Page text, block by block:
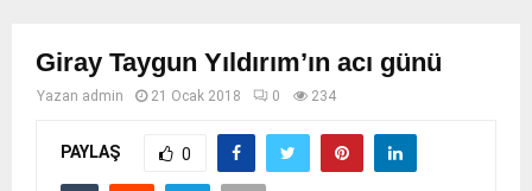
Giray Taygun Yıldırım’ın acı günü
Yazan admin 21 Ocak 2018 0 234
PAYLAŞ 0